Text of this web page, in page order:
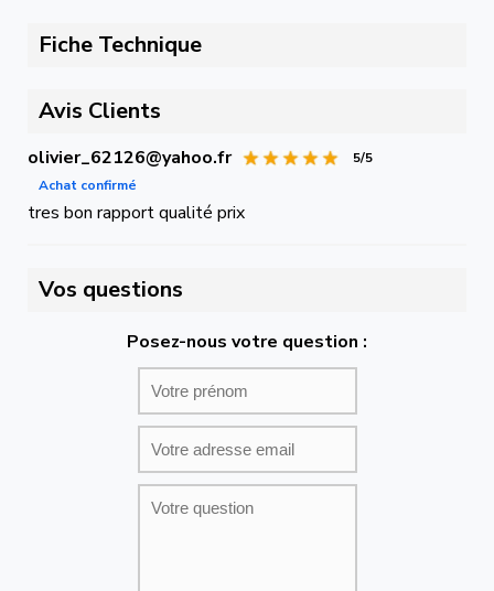
Fiche Technique
Avis Clients
olivier_62126@yahoo.fr
5/5
Achat confirmé
tres bon rapport qualité prix
Vos questions
Posez-nous votre question :